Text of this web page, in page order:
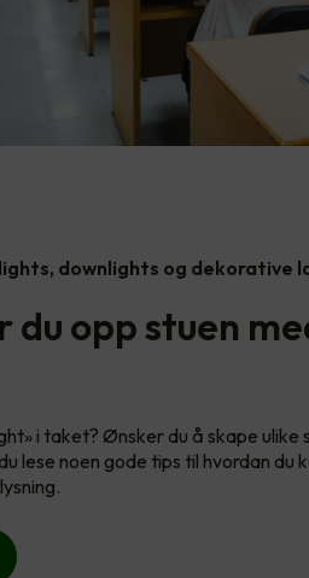
downlights og dekorative
du opp stuen
i taket? Ønsker du å skape
lese noen gode tips til hvordan du